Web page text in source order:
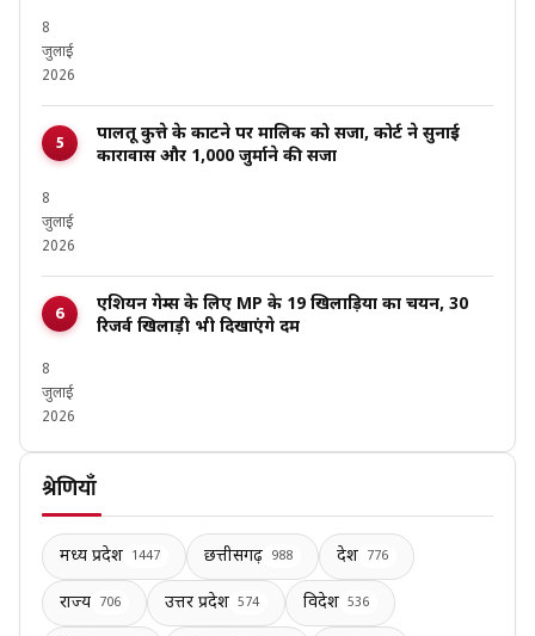
8
जुलाई
2026
पालतू कुत्ते के काटने पर मालिक को सजा, कोर्ट ने सुनाई
कारावास और ₹1,000 जुर्माने की सजा
8
जुलाई
2026
एशियन गेम्स के लिए MP के 19 खिलाड़ियों का चयन, 30
रिजर्व खिलाड़ी भी दिखाएंगे दम
8
जुलाई
2026
श्रेणियाँ
मध्य प्रदेश 1447 छत्तीसगढ़ 988 देश 776
राज्य 706 उत्तर प्रदेश 574 विदेश 536